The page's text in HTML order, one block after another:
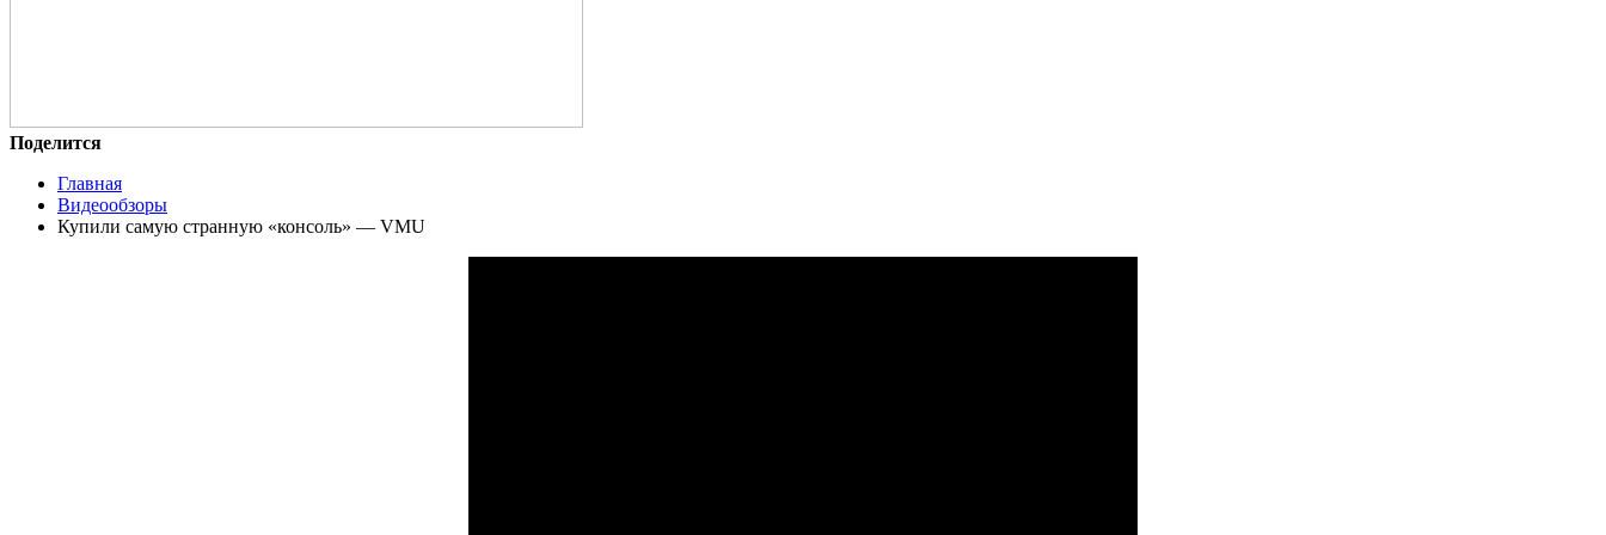
Поделится
Главная
Видеообзоры
Купили самую странную «консоль» — VMU